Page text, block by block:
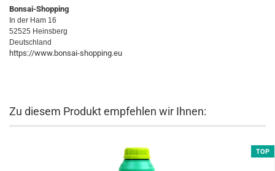
Bonsai-Shopping
In der Ham 16
52525 Heinsberg
Deutschland
https://www.bonsai-shopping.eu
Zu diesem Produkt empfehlen wir Ihnen:
TOP